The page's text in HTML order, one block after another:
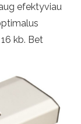
efektyviau
kb. Bet